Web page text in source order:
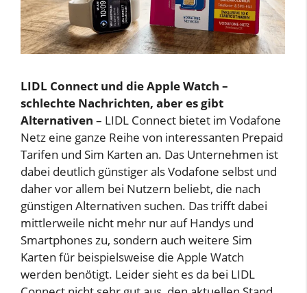
LIDL Connect und die Apple Watch –
schlechte Nachrichten, aber es gibt
Alternativen – LIDL Connect bietet im Vodafone
Netz eine ganze Reihe von interessanten Prepaid
Tarifen und Sim Karten an. Das Unternehmen ist
dabei deutlich günstiger als Vodafone selbst und
daher vor allem bei Nutzern beliebt, die nach
günstigen Alternativen suchen. Das trifft dabei
mittlerweile nicht mehr nur auf Handys und
Smartphones zu, sondern auch weitere Sim
Karten für beispielsweise die Apple Watch
werden benötigt. Leider sieht es da bei LIDL